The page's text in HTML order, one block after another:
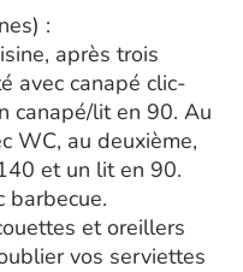
:
après trois
avec canapé clic-
canapé/lit en 90. Au
WC, au deuxième,
et un lit en 90.
barbecue.
et oreillers
vos serviettes